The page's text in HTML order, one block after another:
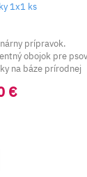
1x1 ks
prípravok.
obojok pre psov
na báze prírodnej
€